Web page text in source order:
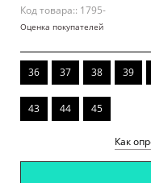
Код товара:: 1795-
Оценка покупателей
36 37 38 39
43 44 45
Как